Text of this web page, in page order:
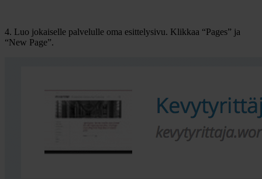
4. Luo jokaiselle palvelulle oma esittelysivu. Klikkaa “Pages” ja
“New Page”.